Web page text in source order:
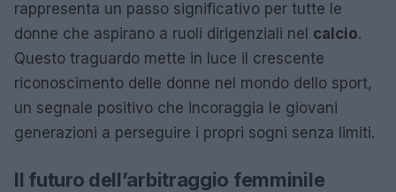
rappresenta un passo significativo per tutte le
donne che aspirano a ruoli dirigenziali nel calcio.
Questo traguardo mette in luce il crescente
riconoscimento delle donne nel mondo dello sport,
un segnale positivo che incoraggia le giovani
generazioni a perseguire i propri sogni senza limiti.
Il futuro dell’arbitraggio femminile